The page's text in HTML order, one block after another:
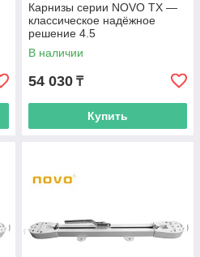
Карнизы серии NOVO TX —
классическое надёжное
решение 4.5
В наличии
54 030 ₸
Купить